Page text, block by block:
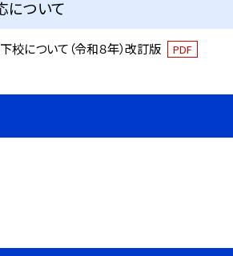
について
について（令和８年）改訂版 PDF